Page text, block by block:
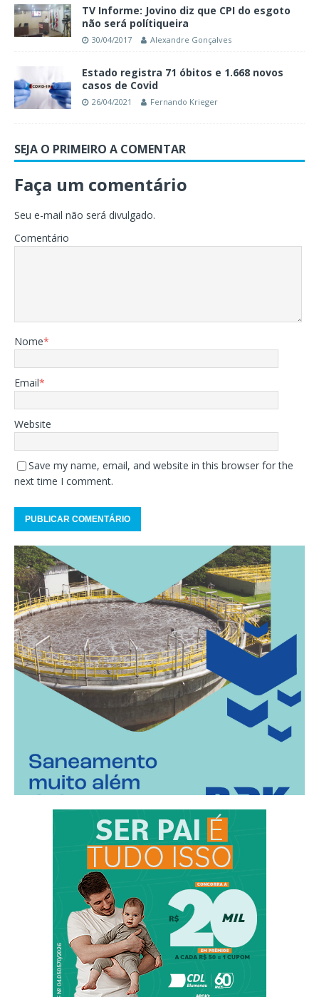
TV Informe: Jovino diz que CPI do esgoto
não será polítiqueira
30/04/2017 Alexandre Gonçalves
Estado registra 71 óbitos e 1.668 novos
casos de Covid
26/04/2021 Fernando Krieger
SEJA O PRIMEIRO A COMENTAR
Faça um comentário
Seu e-mail não será divulgado.
Comentário
Nome*
Email*
Website
Save my name, email, and website in this browser for the
next time I comment.